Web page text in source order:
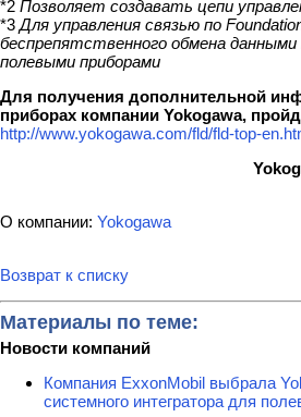
*2 Позволяет создавать цепи
*3Для управления связью по
беспрепятственного обмена
полевыми приборами
Для получения дополнительной
приборах компании Yokogawa,
http://www.yokogawa.com/fld/fld-top-
О компании: Yokogawa
Возврат к списку
Материалы по теме:
Новости компаний
Компания ExxonMobil выбрала
системного интегратора для